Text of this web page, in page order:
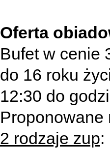
Oferta
Bufet w cenie
do 16 roku
12:30 do
Proponowane
2 rodzaje zup: